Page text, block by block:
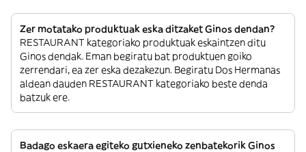
Zer motatako produktuak eska ditzaket Ginos dendan?
RESTAURANT kategoriako produktuak eskaintzen ditu
Ginos dendak. Eman begiratu bat produktuen goiko
zerrendari, ea zer eska dezakezun. Begiratu Dos Hermanas
aldean dauden RESTAURANT kategoriako beste denda
batzuk ere.
Badago eskaera egiteko gutxieneko zenbatekorik Ginos